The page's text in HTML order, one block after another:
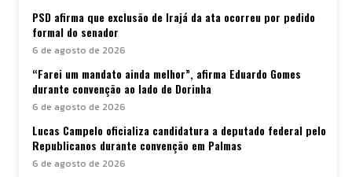
PSD afirma que exclusão de Irajá da ata ocorreu por pedido
formal do senador
6 de agosto de 2026
“Farei um mandato ainda melhor”, afirma Eduardo Gomes
durante convenção ao lado de Dorinha
6 de agosto de 2026
Lucas Campelo oficializa candidatura a deputado federal pelo
Republicanos durante convenção em Palmas
6 de agosto de 2026